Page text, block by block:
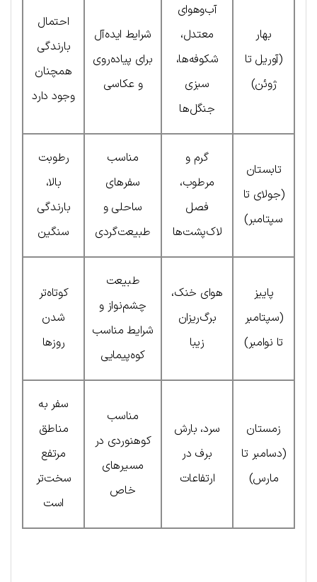
بهار
(آوریل تا
ژوئن)
آب‌و‌هوای
معتدل،
شکوفه‌ها،
سبزی
جنگل‌ها
شرایط ایده‌آل
برای پیاده‌روی
و عکاسی
احتمال
بارندگی
همچنان
وجود دارد
تابستان
(جولای تا
سپتامبر)
گرم و
مرطوب،
فصل
لاک‌پشت‌ها
مناسب
سفرهای
ساحلی و
طبیعت‌گردی
رطوبت
بالا،
بارندگی
سنگین
پاییز
(سپتامبر
تا نوامبر)
هوای خنک،
برگ‌ریزان
زیبا
طبیعت
چشم‌نواز و
شرایط مناسب
کوه‌پیمایی
کوتاه‌تر
شدن
روزها
زمستان
(دسامبر تا
مارس)
سرد، بارش
برف در
ارتفاعات
مناسب
کوهنوردی در
مسیرهای
خاص
سفر به
مناطق
مرتفع
سخت‌تر
است